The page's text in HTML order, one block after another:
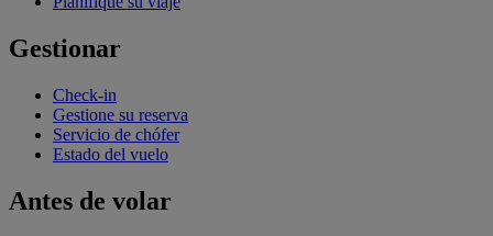
Gestionar
Check-in
Gestione su reserva
Servicio de chófer
Estado del vuelo
Antes de volar